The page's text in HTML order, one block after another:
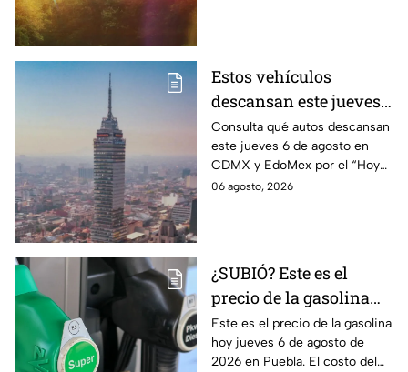
Estos vehículos
descansan este jueves 6
de agosto en CDMX y
EdoMex como parte del
Hoy No Circula
Consulta qué autos descansan
este jueves 6 de agosto en
CDMX y EdoMex por el “Hoy
No Circula"; evita multas y el
06 agosto, 2026
¿SUBIÓ? Este es el
precio de la gasolina
Puebla hoy jueves 6 de
agosto de 2026
Este es el precio de la gasolina
hoy jueves 6 de agosto de
2026 en Puebla. El costo del